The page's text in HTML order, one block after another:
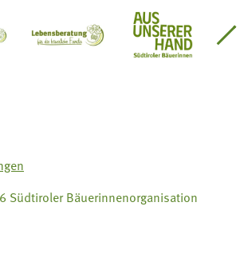
Mit Bäuerinnen lernen -
Lebensberatung für dieAus unserer
Südtiroler Bäuerinnenorganisation